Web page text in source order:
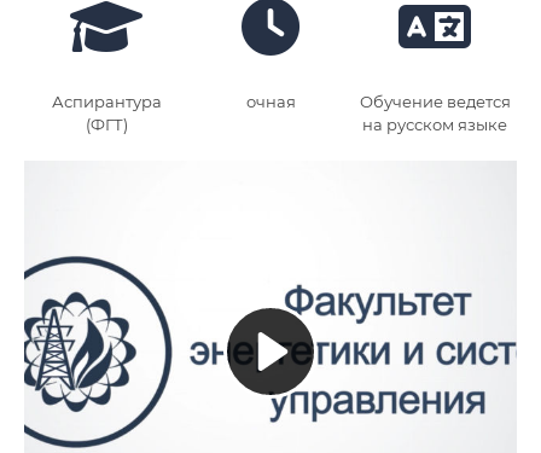
Аспирантура
(ФГТ)
очная
Обучение ведется
на русском языке